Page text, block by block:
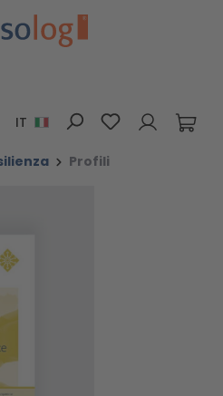
IT Hai 0 articoli
Profili